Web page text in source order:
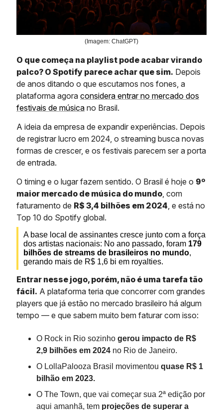
(Imagem: ChatGPT)
O que começa na playlist pode acabar virando
palco? O Spotify parece achar que sim. Depois
de anos ditando o que escutamos nos fones, a
plataforma agora considera entrar no mercado dos
festivais de música no Brasil.
A ideia da empresa de expandir experiências. Depois
de registrar lucro em 2024, o streaming busca novas
formas de crescer, e os festivais parecem ser a porta
de entrada.
O timing e o lugar fazem sentido. O Brasil é hoje o 9º
maior mercado de música do mundo , com
faturamento de R$ 3,4 bilhões em 2024 , e está no
Top 10 do Spotify global.
A base local de assinantes cresce junto com a força
dos artistas nacionais: No ano passado, foram 179
bilhões de streams de brasileiros no mundo,
gerando mais de R$ 1,6 bi em royalties.
Entrar nesse jogo, porém, não é uma tarefa tão
fácil. A plataforma teria que concorrer com grandes
players que já estão no mercado brasileiro há algum
tempo — e que sabem muito bem faturar com isso:
O Rock in Rio sozinho gerou impacto de R$
2,9 bilhões em 2024 no Rio de Janeiro.
O LollaPalooza Brasil movimentou quase R$ 1
bilhão em 2023.
O The Town, que vai começar sua 2ª edição por
aqui amanhã, tem projeções de superar a